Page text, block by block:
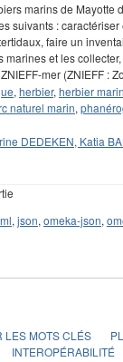
marins de Mayotte
suivants :
faire un
marines et les
mer (ZNIEFF :
, herbier, herbier marin
naturel marin,
DEDEKEN, Katia
, json, omeka-json,
LES MOTS CLÉS
INTEROPÉRABILITÉ